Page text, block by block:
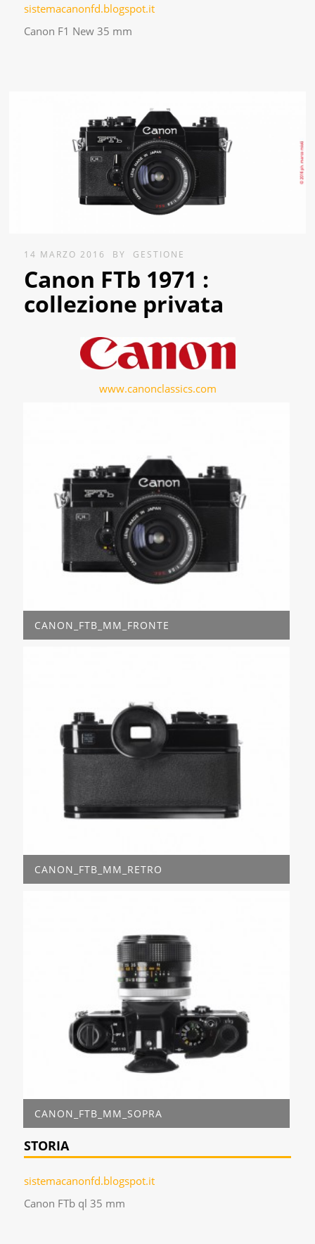
sistemacanonfd.blogspot.it
Canon F1 New 35 mm
14 MARZO 2016 BY GESTIONE
Canon FTb 1971 :
collezione privata
www.canonclassics.com
CANON_FTB_MM_FRONTE
CANON_FTB_MM_RETRO
CANON_FTB_MM_SOPRA
STORIA
sistemacanonfd.blogspot.it
Canon FTb ql 35 mm